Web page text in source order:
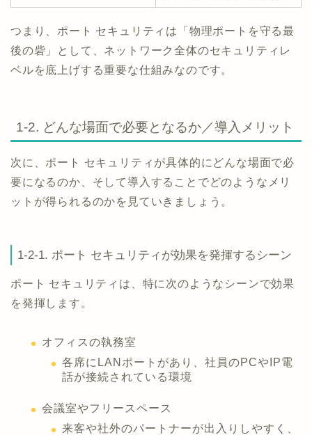
つまり、ポート セキュリティは「物理ポートを守る最
後の砦」として、ネットワーク全体のセキュリティレ
ベルを底上げする重要な仕組みなのです。
1-2. どんな場面で必要となるか／導入メリット
次に、ポート セキュリティが具体的にどんな場面で必
要になるのか、そして導入することでどのようなメリ
ットが得られるのかを見ていきましょう。
1-2-1. ポート セキュリティが効果を発揮するシーン
ポート セキュリティは、特に次のようなシーンで効果
を発揮します。
オフィスの執務室
各席にLANポートがあり、社員のPCやIP電
話が接続されている環境
会議室やフリースペース
来客や社外のパートナーが出入りしやすく、